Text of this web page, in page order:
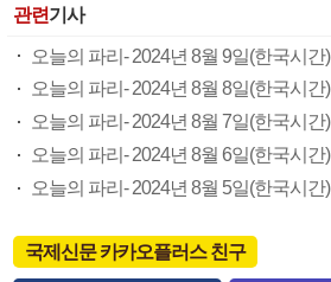
관련기사
오늘의 파리- 2024년 8월 9일(한국시간)
오늘의 파리- 2024년 8월 8일(한국시간)
오늘의 파리- 2024년 8월 7일(한국시간)
오늘의 파리- 2024년 8월 6일(한국시간)
오늘의 파리- 2024년 8월 5일(한국시간)
국제신문 카카오플러스 친구